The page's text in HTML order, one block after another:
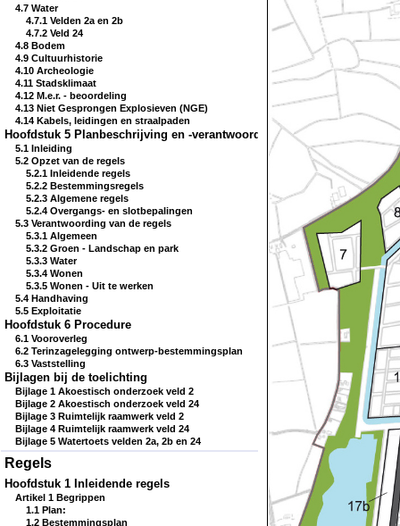
4.7 Water
4.7.1 Velden 2a en 2b
4.7.2 Veld 24
4.8 Bodem
4.9 Cultuurhistorie
4.10 Archeologie
4.11 Stadsklimaat
4.12 M.e.r. - beoordeling
4.13 Niet Gesprongen Explosieven (NGE)
4.14 Kabels, leidingen en straalpaden
Hoofdstuk 5 Planbeschrijving en -verantwoording
5.1 Inleiding
5.2 Opzet van de regels
5.2.1 Inleidende regels
5.2.2 Bestemmingsregels
5.2.3 Algemene regels
5.2.4 Overgangs- en slotbepalingen
5.3 Verantwoording van de regels
5.3.1 Algemeen
5.3.2 Groen - Landschap en park
5.3.3 Water
5.3.4 Wonen
5.3.5 Wonen - Uit te werken
5.4 Handhaving
5.5 Exploitatie
Hoofdstuk 6 Procedure
6.1 Vooroverleg
6.2 Terinzagelegging ontwerp-bestemmingsplan
6.3 Vaststelling
Bijlagen bij de toelichting
Bijlage 1 Akoestisch onderzoek veld 2
Bijlage 2 Akoestisch onderzoek veld 24
Bijlage 3 Ruimtelijk raamwerk veld 2
Bijlage 4 Ruimtelijk raamwerk veld 24
Bijlage 5 Watertoets velden 2a, 2b en 24
Regels
Hoofdstuk 1 Inleidende regels
Artikel 1 Begrippen
1.1 Plan:
1.2 Bestemmingsplan